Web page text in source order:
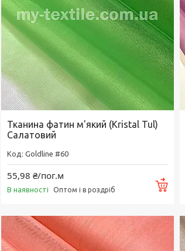
Купити
Тканина фатин м'який (Kristal Tul)
Салатовий
Goldline #60
55,98 ₴/пог.м
В наявності Оптом і в роздріб